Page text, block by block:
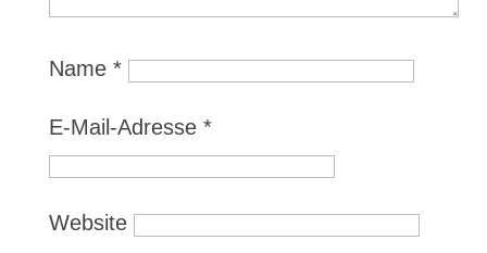
Name *
E-Mail-Adresse *
Website